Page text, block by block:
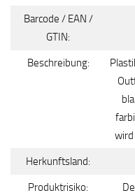
Barcode / EAN /
GTIN:
Beschreibung:
Herkunftsland:
Produktrisiko: